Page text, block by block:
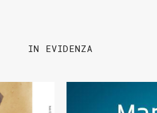
IN EVIDENZA